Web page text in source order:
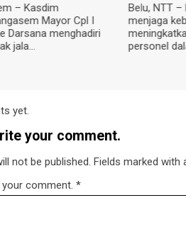
– Kasdim
Mayor Cpl I
Darsana menghadiri
jala...
Belu, NTT –
menjaga
personel
yet.
your comment.
not be published. Fields marked
comment. *